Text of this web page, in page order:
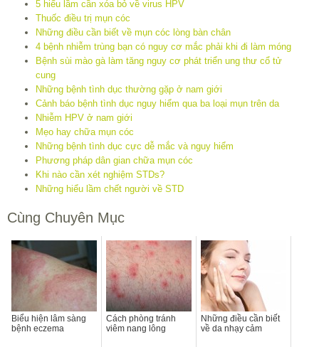
5 hiểu lầm cần xóa bỏ về virus HPV
Thuốc điều trị mụn cóc
Những điều cần biết về mụn cóc lòng bàn chân
4 bệnh nhiễm trùng bạn có nguy cơ mắc phải khi đi làm móng
Bệnh sùi mào gà làm tăng nguy cơ phát triển ung thư cổ tử
cung
Những bệnh tình dục thường gặp ở nam giới
Cảnh báo bệnh tình dục nguy hiểm qua ba loại mụn trên da
Nhiễm HPV ở nam giới
Mẹo hay chữa mụn cóc
Những bệnh tình dục cực dễ mắc và nguy hiểm
Phương pháp dân gian chữa mụn cóc
Khi nào cần xét nghiệm STDs?
Những hiểu lầm chết người về STD
Cùng Chuyên Mục
Biểu hiện lâm sàng
bệnh eczema
Cách phòng tránh
viêm nang lông
Những điều cần biết
về da nhạy cảm